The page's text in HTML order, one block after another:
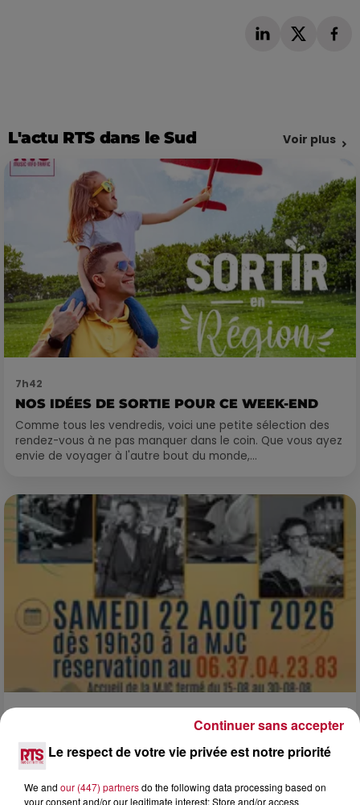
L'actu RTS dans le Sud Voir plus
7h42
NOS IDÉES DE SORTIE POUR CE WEEK-END
Comme tous les vendredis, voici une petite sélection des
rendez-vous à ne pas manquer dans le coin. Que vous ayez
envie de voyager à l'autre bout du monde,...
DINER CONCERT À LA MJC DE MARSEILLAN
Le respect de votre vie privée est notre priorité
We and our (447) partnersdo the following data processing based on
your consent and/or our legitimate interest: Store and/or access
Continuer sans accepter